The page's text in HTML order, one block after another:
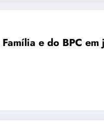
e do BPC em